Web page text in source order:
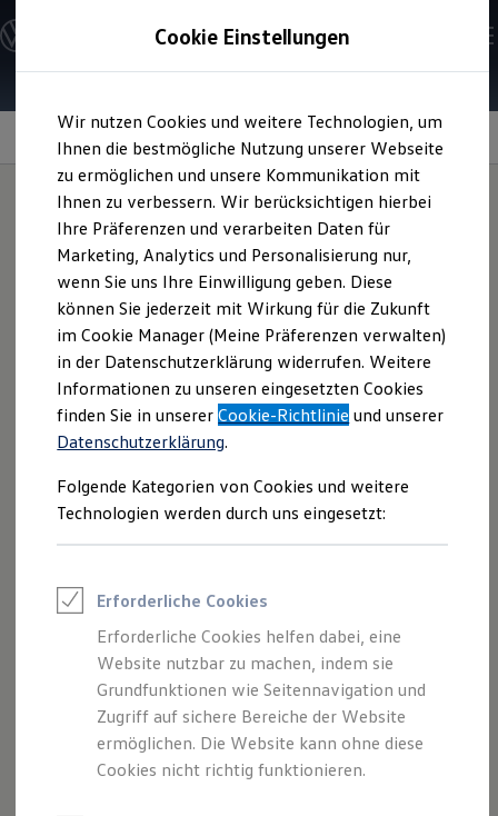
Hauptinhalt
springen
Footer
springen
Modelle und Konfigurator
Konfigurator
Modelle vergleichen
Elektroautos
ENERGY Sondermodelle
Nutzfahrzeuge
SUV und CUV
Familienautos
Kombis
Kompaktwagen
Sportwagen
Schnell verfügbare Fahrzeuge
Angebote und Produkte
Aktuelle Angebote
E-Auto-Förderung
Volkswagen Marktplatz
Die ENERGY Sondermodelle
Junge Gebrauchtwagen und Gebrauchtwagen
Volkswagen Zertifizierte Gebrauchtwagen
Elektromobilität bei Gebrauchtwagen
Saisonangebote
Reifenpakete
Leasing
Leasing-Angebote
Elektroauto Leasing
Kleinwagen-Leasing
Leasing ohne Anzahlung
Finanzierung
Autokredit mit Schlussrate
Versicherungen und Garantien
Kfz-Versicherung
Restschuldversicherungen
Garantien
LED-Rückleuchtenim
R‑LineLook für Ihren
Passatoder Passat
Variant
Diese energieeffizienteren LED-Heckleuchten sorgen nicht
sportivere Optik – dank abgedunkeltem Design. Fragen Sie
das Produkt gern bei Ihrem VolkswagenPartner an.
Cookie Einstellungen
Wir nutzen Cookies und weitere Technologien, um
Ihnen die bestmögliche Nutzung unserer Webseite
zu ermöglichen und unsere Kommunikation mit
Ihnen zu verbessern. Wir berücksichtigen hierbei
Ihre Präferenzen und verarbeiten Daten für
Marketing, Analytics und Personalisierung nur,
wenn Sie uns Ihre Einwilligung geben. Diese
können Sie jederzeit mit Wirkung für die Zukunft
im Cookie Manager (Meine Präferenzen verwalten)
in der Datenschutzerklärung widerrufen. Weitere
Informationen zu unseren eingesetzten Cookies
finden Sie in unsererCookie-Richtlinie und unserer
Datenschutzerklärung.
Folgende Kategorien von Cookies und weitere
Technologien werden durch uns eingesetzt:
Erforderliche Cookies
Erforderliche Cookies helfen dabei, eine
Website nutzbar zu machen, indem sie
Grundfunktionen wie Seitennavigation und
Zugriff auf sichere Bereiche der Website
ermöglichen. Die Website kann ohne diese
Cookies nicht richtig funktionieren.